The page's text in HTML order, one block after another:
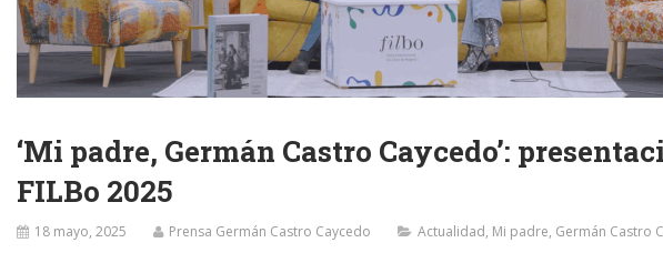
‘Mi padre, Germán Castro Caycedo’:
FILBo 2025
18 mayo, 2025 Prensa Germán Castro Caycedo Actualidad, Mi padre, Germán Castro